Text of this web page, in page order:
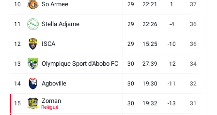
10 So Armee 29 22:21 1 37
11 Stella Adjame 29 22:26 -4 36
12 ISCA 29 15:25 -10 36
13 Olympique Sport d'Abobo FC 30 27:39 -12 34
14 Agboville 30 19:30 -11 32
15 Zoman
Relégué
30 19:32 -13 31